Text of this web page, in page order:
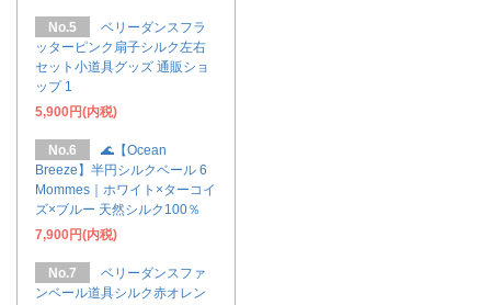
No.5
ベリーダンスフラ
ッターピンク扇子シルク左右
セット小道具グッズ 通販ショ
ップ 1
5,900円(内税)
No.6
🌊【Ocean
Breeze】半円シルクベール 6
Mommes｜ホワイト×ターコイ
ズ×ブルー 天然シルク100％
7,900円(内税)
No.7
ベリーダンスファ
ンベール道具シルク赤オレン